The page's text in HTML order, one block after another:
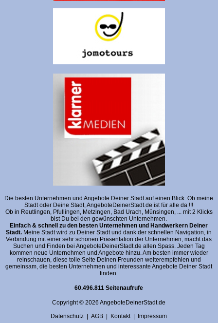
Die besten Unternehmen und Angebote Deiner Stadt auf einen Blick. Ob meine
Stadt oder Deine Stadt, AngeboteDeinerStadt.de ist für alle da !!!
Ob in Reutlingen, Pfullingen, Metzingen, Bad Urach, Münsingen, ... mit 2 Klicks
bist Du bei den gewünschten Unternehmen.
Einfach & schnell zu den besten Unternehmen und Handwerkern Deiner
Stadt. Meine Stadt wird zu Deiner Stadt und dank der schnellen Navigation, in
Verbindung mit einer sehr schönen Präsentation der Unternehmen, macht das
Suchen und Finden bei AngeboteDeinerStadt.de allen Spass. Jeden Tag
kommen neue Unternehmen und Angebote hinzu. Am besten immer wieder
reinschauen, diese tolle Seite Deinen Freunden weiterempfehlen und
gemeinsam, die besten Unternehmen und interessante Angebote Deiner Stadt
finden.
60.496.811 Seitenaufrufe
Copyright © 2026 AngeboteDeinerStadt.de
Datenschutz |AGB | Kontakt| Impressum